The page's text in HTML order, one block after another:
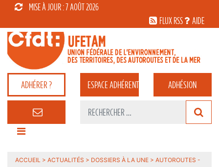
MISE À JOUR : 7 AOÛT 2026
FLUX RSS
AIDE
ADHÉRER ? ESPACEADHÉRENT ADHÉSION
ACCUEIL > ACTUALITÉS > DOSSIERS À LA UNE > AUTOROUTES -